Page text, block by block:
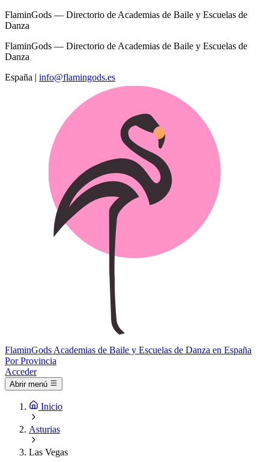
FlaminGods — Directorio de Academias de Baile y Escuelas de
Danza
FlaminGods — Directorio de Academias de Baile y Escuelas de
Danza
España | info@flamingods.es
FlaminGods Academias de Baile y Escuelas de Danza en España
Por Provincia
Acceder
Abrir menú
Inicio
Asturias
Las Vegas